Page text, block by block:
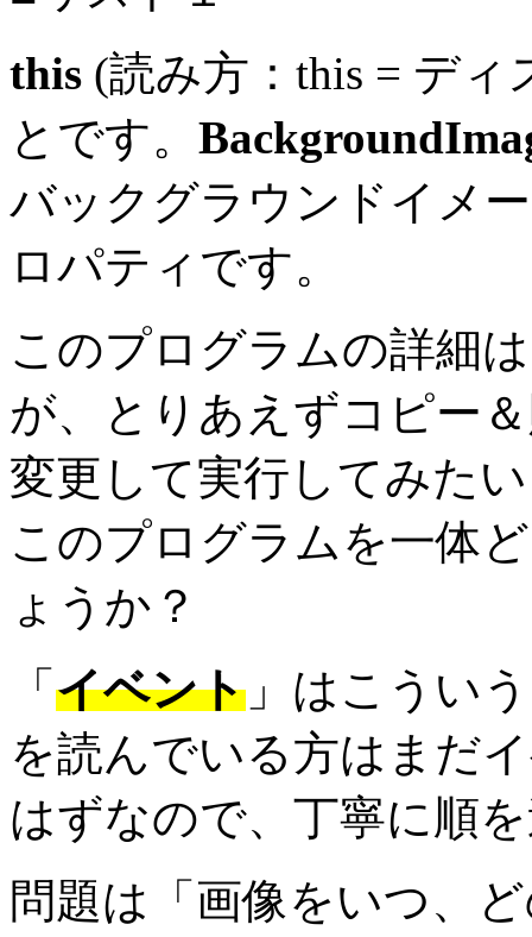
this (読み方：this = ディ
とです。
バックグラウンドイメ
ロパティです。
このプログラムの詳細
が、とりあえずコピー
変更して実行してみた
このプログラムを一体
ょうか？
「 イベント 」はこうい
を読んでいる方はまだ
はずなので、丁寧に順
問題は「画像をいつ、